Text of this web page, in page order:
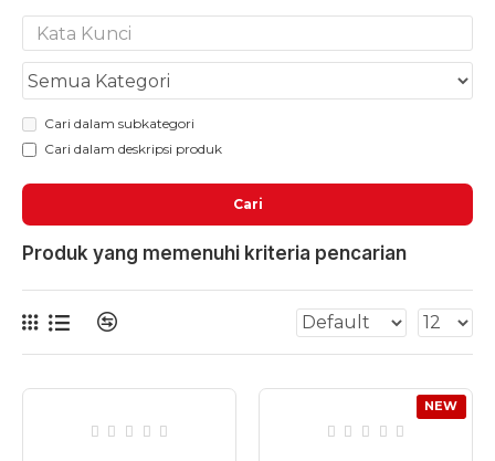
Cari dalam subkategori
Cari dalam deskripsi produk
Cari
Produk yang memenuhi kriteria pencarian
NEW